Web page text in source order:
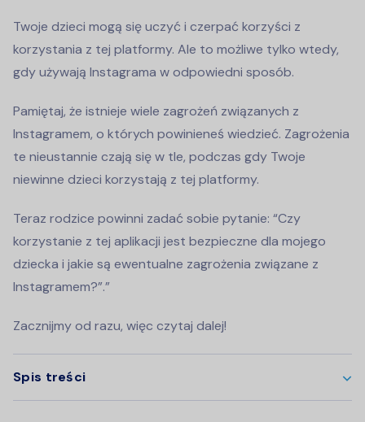
Twoje dzieci mogą się uczyć i czerpać korzyści z
korzystania z tej platformy. Ale to możliwe tylko wtedy,
gdy używają Instagrama w odpowiedni sposób.
Pamiętaj, że istnieje wiele zagrożeń związanych z
Instagramem, o których powinieneś wiedzieć. Zagrożenia
te nieustannie czają się w tle, podczas gdy Twoje
niewinne dzieci korzystają z tej platformy.
Teraz rodzice powinni zadać sobie pytanie: “Czy
korzystanie z tej aplikacji jest bezpieczne dla mojego
dziecka i jakie są ewentualne zagrożenia związane z
Instagramem?”.”
Zacznijmy od razu, więc czytaj dalej!
Spis treści